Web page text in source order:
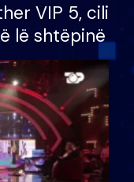
VIP 5, cili
lë shtëpinë